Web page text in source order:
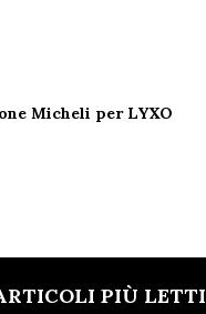
Micheli per LYXO
PIÙ LETTI